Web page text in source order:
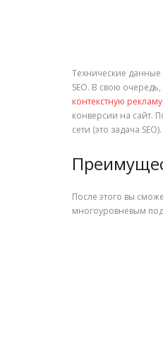
Технические
SEO. В свою
контекстную рекламу
конверсии на сайт.
сети (это задача SEO).
После этого вы
многоуровневым